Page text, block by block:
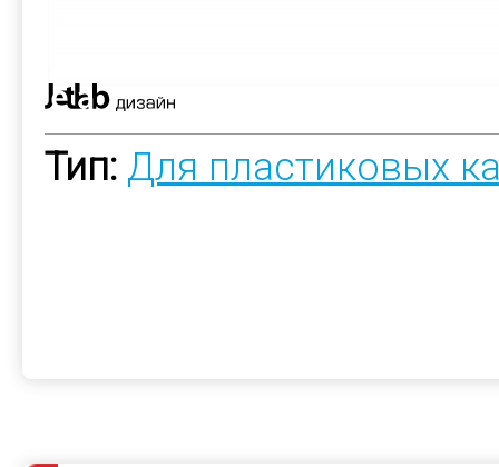
Тип: Для пластиковых